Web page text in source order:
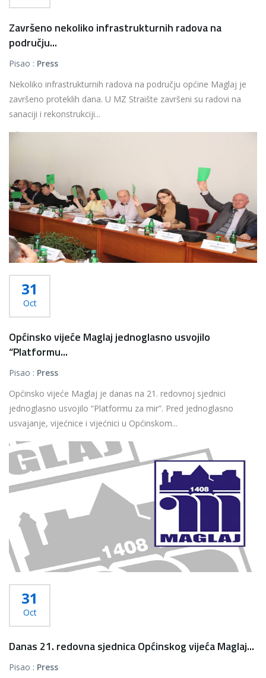
Završeno nekoliko infrastrukturnih radova na
području...
Pisao : Press
Nekoliko infrastrukturnih radova na području općine Maglaj je
završeno proteklih dana. U MZ Straište završeni su radovi na
sanaciji i rekonstrukciji...
Više...
31
Oct
Općinsko vijeće Maglaj jednoglasno usvojilo
“Platformu...
Pisao : Press
Općinsko vijeće Maglaj je danas na 21. redovnoj sjednici
jednoglasno usvojilo “Platformu za mir”. Pred jednoglasno
usvajanje, vijećnice i vijećnici u Općinskom...
Više...
31
Oct
Danas 21. redovna sjednica Općinskog vijeća Maglaj...
Pisao : Press